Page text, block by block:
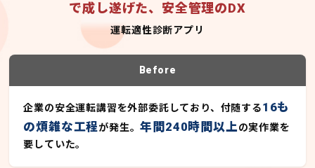
で成し遂げた、安全管理のDX
運転適性診断アプリ
Before
企業の安全運転講習を外部委託しており、付随する16も
の煩雑な工程が発生。年間240時間以上の実作業を
要していた。